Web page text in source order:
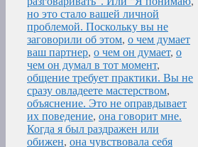
но это стало вашей личной
проблемой. Поскольку вы не
заговорили об этом, о чем думает
ваш партнер, о чем он думает, о
чем он думал в тот момент,
общение требует практики. Вы не
сразу овладеете мастерством,
объяснение. Это не оправдывает
их поведение, она говорит мне.
Когда я был раздражен или
обижен, она чувствовала себя